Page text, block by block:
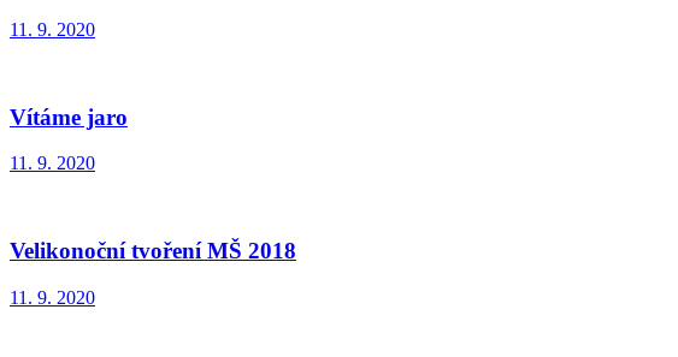
11. 9. 2020
Vítáme jaro
11. 9. 2020
Velikonoční tvoření MŠ 2018
11. 9. 2020